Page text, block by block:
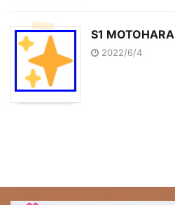
S1 MOTOHARA
2022/6/4